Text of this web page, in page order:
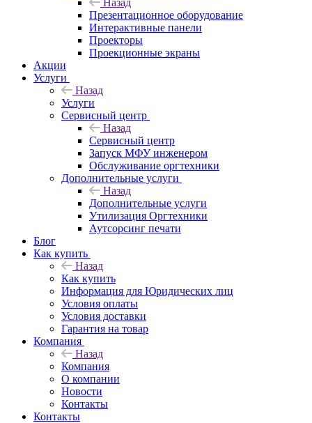
Назад
Презентационное оборудование
Интерактивные панели
Проекторы
Проекционные экраны
Акции
Услуги
Назад
Услуги
Сервисный центр
Назад
Сервисный центр
Запуск МФУ инженером
Обслуживание оргтехники
Дополнительные услуги
Назад
Дополнительные услуги
Утилизация Оргтехники
Аутсорсинг печати
Блог
Как купить
Назад
Как купить
Информация для Юридических лиц
Условия оплаты
Условия доставки
Гарантия на товар
Компания
Назад
Компания
О компании
Новости
Контакты
Контакты